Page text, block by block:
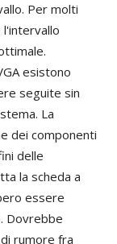
Per molti
l'intervallo
esistono
seguite sin
La
dei componenti
delle
la scheda a
essere
Dovrebbe
rumore fra